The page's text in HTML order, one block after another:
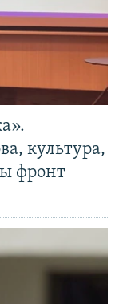
культура,
фронт